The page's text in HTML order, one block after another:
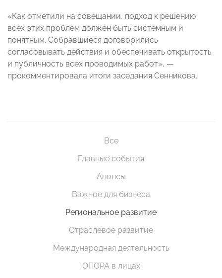
«Как отметили на совещании, подход к решению
всех этих проблем должен быть системным и
понятным. Собравшиеся договорились
согласовывать действия и обеспечивать открытость
и публичность всех проводимых работ», —
прокомментировала итоги заседания Сенникова.
Все
Главные события
Анонсы
Важное для бизнеса
Региональное развитие
Отраслевое развитие
Международная деятельность
ОПОРА в лицах